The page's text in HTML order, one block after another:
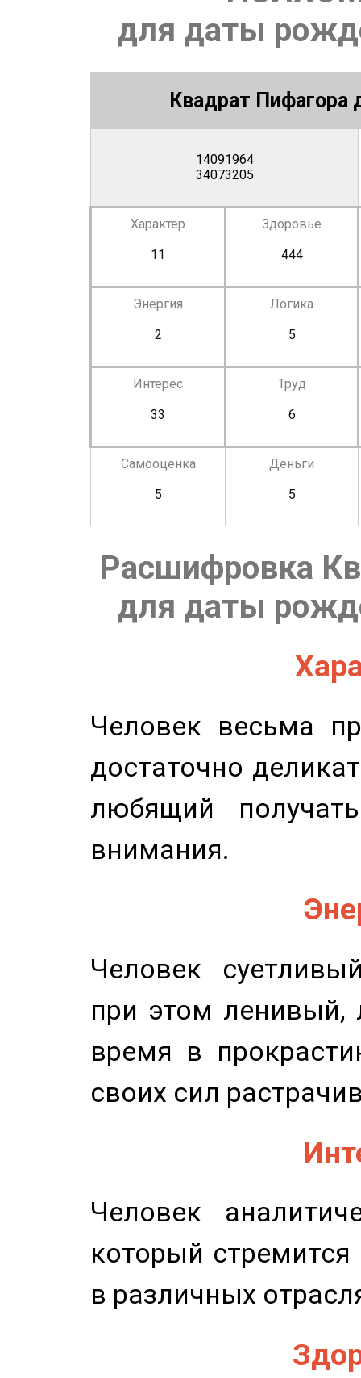
для даты
Квадрат Пифагора
14091964
34073205
Характер
11
Здоровье
444
Энергия
2
Логика
5
Интерес
33
Труд
6
Самооценка
5
Деньги
5
Расшифровка
для даты
Человек весьма
достаточно
любящий
внимания.
Человек
при этом
время в
своих сил
Человек
который
в различных